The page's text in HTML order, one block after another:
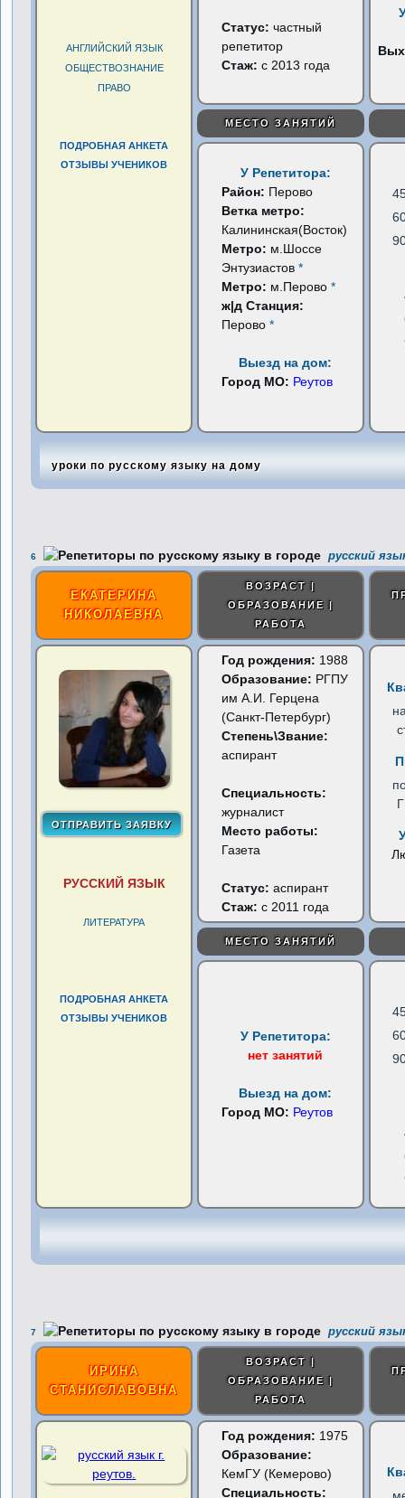
АНГЛИЙСКИЙ ЯЗЫК
ОБЩЕСТВОЗНАНИЕ
ПРАВО
ПОДРОБНАЯ АНКЕТА
ОТЗЫВЫ УЧЕНИКОВ
Статус:частный
репетитор
Стаж: с 2013 года
МЕСТО ЗАНЯТИЙ
У Репетитора:
Район: Перово
Ветка метро:
Калининская(Восток)
Метро: м.Шоссе
Энтузиастов*
Метро: м.Перово*
ж|д Станция:
Перово*
Выезд на дом:
Город МО: Реутов
уроки по русскому языку на дому
6 русский
ЕКАТЕРИНА
НИКОЛАЕВНА
ВОЗРАСТ |
ОБРАЗОВАНИЕ |
РАБОТА
РУССКИЙ ЯЗЫК
ЛИТЕРАТУРА
ПОДРОБНАЯ АНКЕТА
ОТЗЫВЫ УЧЕНИКОВ
Год рождения: 1988
Образование: РГПУ
им А.И. Герцена
(Санкт-Петербург)
Степень\Звание:
аспирант
Специальность:
журналист
Место работы:
Газета
Статус:аспирант
Стаж: с 2011 года
МЕСТО ЗАНЯТИЙ
У Репетитора:
нет занятий
Выезд на дом:
Город МО: Реутов
7 русский
ИРИНА
СТАНИСЛАВОВНА
ВОЗРАСТ |
ОБРАЗОВАНИЕ |
РАБОТА
Год рождения: 1975
Образование:
КемГУ (Кемерово)
Специальность: